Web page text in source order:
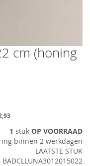
cm (honing
1 stuk OP VOORRAAD
binnen 2 werkdagen
LAATSTE STUK
BADCLLUNA3012015022